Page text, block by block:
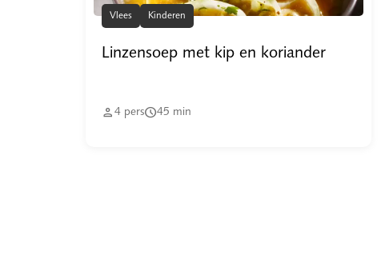
Linzensoep met kip en koriander
 4 pers45 min
Vlees Kinderen